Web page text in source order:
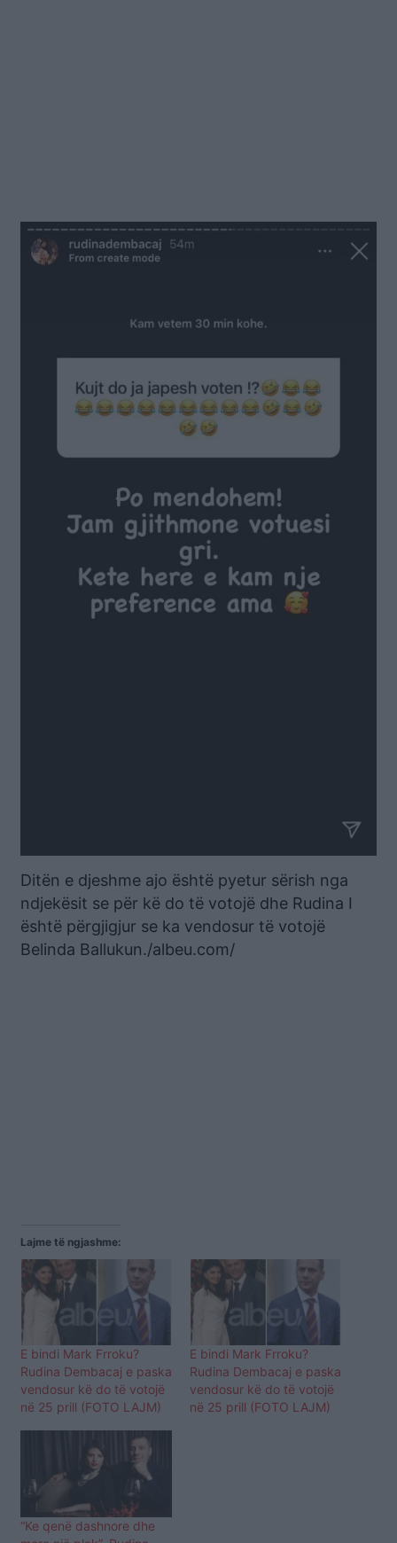
Ditën e djeshme ajo është pyetur sërish nga
ndjekësit se për kë do të votojë dhe Rudina I
është përgjigjur se ka vendosur të votojë
Belinda Ballukun./albeu.com/
Lajme të ngjashme:
E bindi Mark Frroku?
Rudina Dembacaj e paska
vendosur kë do të votojë
në 25 prill (FOTO LAJM)
E bindi Mark Frroku?
Rudina Dembacaj e paska
vendosur kë do të votojë
në 25 prill (FOTO LAJM)
“Ke qenë dashnore dhe